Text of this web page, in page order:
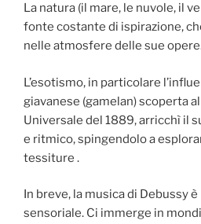
La natura (il mare, le nuvole, il
fonte costante di ispirazione,
nelle atmosfere delle sue
L’esotismo, in particolare
giavanese (gamelan) scoperta
Universale del 1889, arricchì il
e ritmico, spingendolo a
tessiture .
In breve, la musica di Debussy
sensoriale. Ci immerge in